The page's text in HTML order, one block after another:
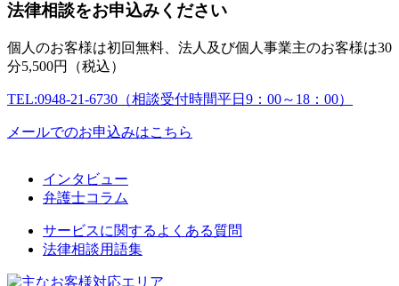
法律相談をお申込みください
個人のお客様は初回無料、法人及び個人事業主のお客様は30
分5,500円（税込）
TEL:0948-21-6730（相談受付時間平日9：00～18：00）
メールでのお申込みはこちら
インタビュー
弁護士コラム
サービスに関するよくある質問
法律相談用語集